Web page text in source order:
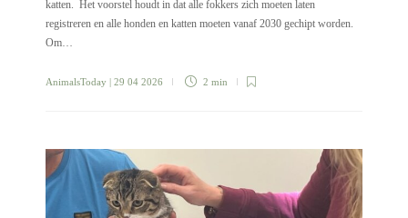
katten. Het voorstel houdt in dat alle fokkers zich moeten laten
registreren en alle honden en katten moeten vanaf 2030 gechipt worden.
Om…
AnimalsToday | 29 04 2026 2 min